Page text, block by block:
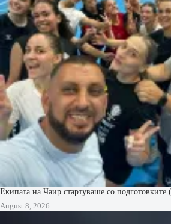
Екипата на Чаир стартуваше со
August 8, 2026